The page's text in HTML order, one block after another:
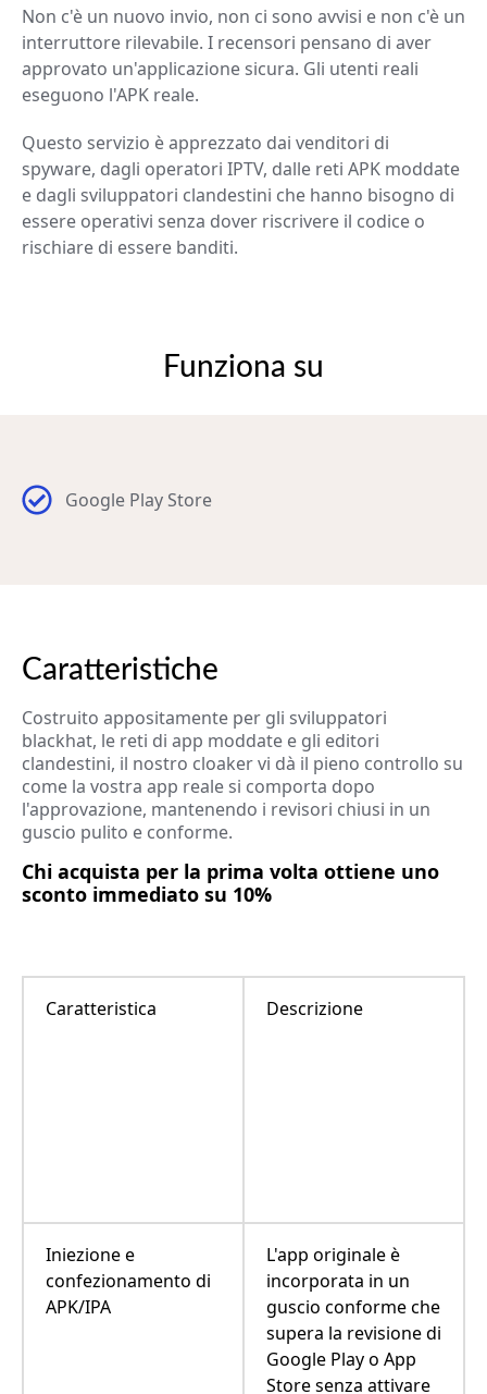
Non c'è un nuovo invio, non ci sono avvisi e non c'è un
interruttore rilevabile. I recensori pensano di aver
approvato un'applicazione sicura. Gli utenti reali
eseguono l'APK reale.
Questo servizio è apprezzato dai venditori di
spyware, dagli operatori IPTV, dalle reti APK moddate
e dagli sviluppatori clandestini che hanno bisogno di
essere operativi senza dover riscrivere il codice o
rischiare di essere banditi.
Funziona su
Google Play Store
Caratteristiche
Costruito appositamente per gli sviluppatori
blackhat, le reti di app moddate e gli editori
clandestini, il nostro cloaker vi dà il pieno controllo su
come la vostra app reale si comporta dopo
l'approvazione, mantenendo i revisori chiusi in un
guscio pulito e conforme.
Chi acquista per la prima volta ottiene uno
sconto immediato su 10%
Caratteristica Descrizione
Iniezione e
confezionamento di
APK/IPA
L'app originale è
incorporata in un
guscio conforme che
supera la revisione di
Google Play o App
Store senza attivare